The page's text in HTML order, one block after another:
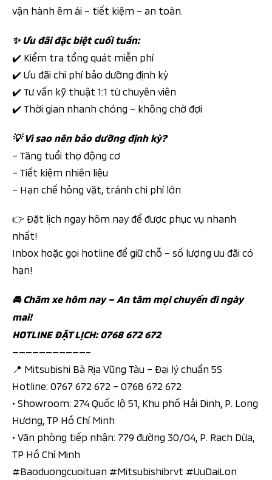
vận hành êm ái – tiết kiệm – an toàn.
✨ Ưu đãi đặc biệt cuối tuần:
✔️ Kiểm tra tổng quát miễn phí
✔️ Ưu đãi chi phí bảo dưỡng định kỳ
✔️ Tư vấn kỹ thuật 1:1 từ chuyên viên
✔️ Thời gian nhanh chóng – không chờ đợi
💡 Vì sao nên bảo dưỡng định kỳ?
– Tăng tuổi thọ động cơ
– Tiết kiệm nhiên liệu
– Hạn chế hỏng vặt, tránh chi phí lớn
👉 Đặt lịch ngay hôm nay để được phục vụ nhanh
nhất!
Inbox hoặc gọi hotline để giữ chỗ – số lượng ưu đãi có
hạn!
🚘 Chăm xe hôm nay – An tâm mọi chuyến đi ngày
mai!
HOTLINE ĐẶT LỊCH: 0768 672 672
———————————–
📍 Mitsubishi Bà Rịa Vũng Tàu – Đại lý chuẩn 5S
Hotline: 0767 672 672 – 0768 672 672
• Showroom: 274 Quốc lộ 51, Khu phố Hải Dinh, P. Long
Hương, TP Hồ Chí Minh
• Văn phòng tiếp nhận: 779 đường 30/04, P. Rạch Dừa,
TP Hồ Chí Minh
#Baoduongcuoituan #Mitsubishibrvt #UuDaiLon